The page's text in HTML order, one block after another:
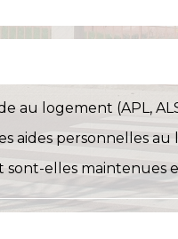
logement (APL,
aides personnelles au
elles maintenues